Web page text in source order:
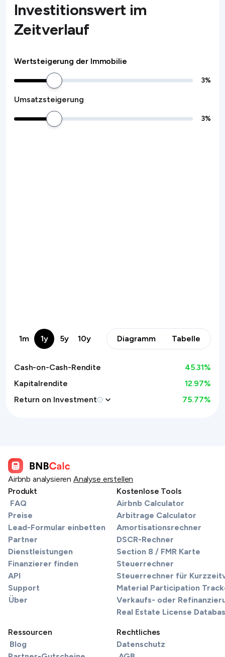
Investitionswert im
Zeitverlauf
Wertsteigerung der Immobilie
3%
Umsatzsteigerung
3%
1m 1y 5y 10y Diagramm Tabelle
Cash-on-Cash-Rendite 45.31%
Kapitalrendite
12.97%
Return on Investment
75.77%
Airbnb analysieren Analyse erstellen
Produkt
FAQ
Preise
Lead-Formular einbetten
Partner
Dienstleistungen
Finanzierer finden
API
Support
Über
Kostenlose Tools
Airbnb Calculator
Arbitrage Calculator
Amortisationsrechner
DSCR-Rechner
Section 8 / FMR Karte
Steuerrechner
Steuerrechner für
Material Participation
Verkaufs- oder
Real Estate License
Ressourcen
Blog
Rechtliches
Datenschutz